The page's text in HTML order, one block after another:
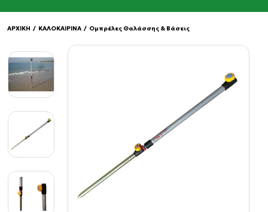
ΑΡΧΙΚΗ / ΚΑΛΟΚΑΙΡΙΝΑ / Ομπρέλες Θαλάσσης & Βάσεις